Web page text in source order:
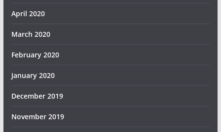
April 2020
March 2020
February 2020
January 2020
December 2019
November 2019